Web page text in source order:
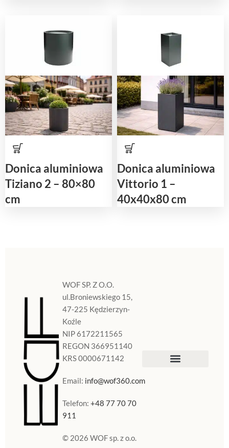
Donica aluminiowa
Tiziano 2 – 80×80
cm
Donica aluminiowa
Vittorio 1 –
40x40x80 cm
WOF SP. Z O.O.
ul.Broniewskiego 15,
47-225 Kędzierzyn-
Koźle
NIP 6172211565
REGON 366951140
KRS 0000671142
Email: info@wof360.com
Telefon:+48 77 70 70
911
© 2026 WOF sp. z o.o.